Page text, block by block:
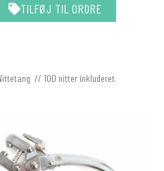
TILFØJ TIL ORDRE
// 100 nitter inkluderet.